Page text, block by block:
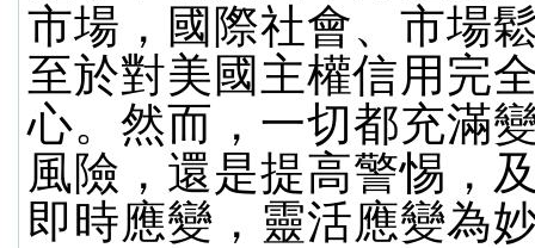
市場，國際社會、市場
至於對美國主權信用完
心。然而，一切都充滿
風險，還是提高警惕，
即時應變，靈活應變為